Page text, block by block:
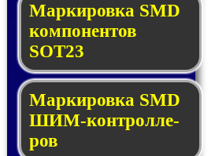
Маркировка SMD
ком­по­нен­тов
SOT23
Маркировка SMD
ШИМ-кон­трол­ле­
ров